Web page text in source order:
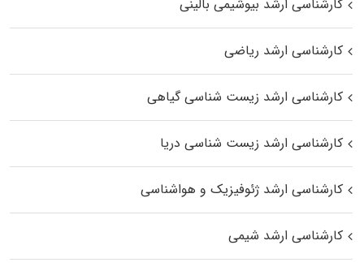
کارشناسی ارشد بیوشیمی بالینی
کارشناسی ارشد ریاضی
کارشناسی ارشد زیست‌ شناسی گیاهی
کارشناسی ارشد زیست‌ شناسی دریا
کارشناسی ارشد ژئوفیزیک و هواشناسی
کارشناسی ارشد شیمی